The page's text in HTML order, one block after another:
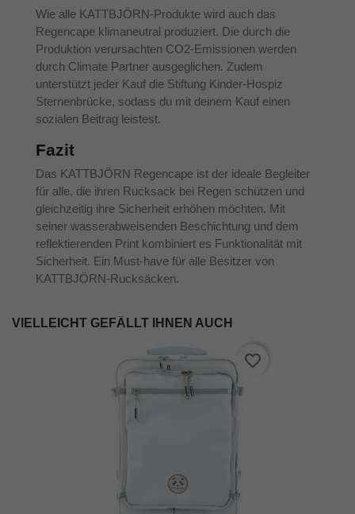
Wie alle KATTBJÖRN-Produkte wird auch das
Regencape klimaneutral produziert. Die durch die
Produktion verursachten CO2-Emissionen werden
durch Climate Partner ausgeglichen. Zudem
unterstützt jeder Kauf die Stiftung Kinder-Hospiz
Sternenbrücke, sodass du mit deinem Kauf einen
sozialen Beitrag leistest.
Fazit
Das KATTBJÖRN Regencape ist der ideale Begleiter
für alle, die ihren Rucksack bei Regen schützen und
gleichzeitig ihre Sicherheit erhöhen möchten. Mit
seiner wasserabweisenden Beschichtung und dem
reflektierenden Print kombiniert es Funktionalität mit
Sicherheit. Ein Must-have für alle Besitzer von
KATTBJÖRN-Rucksäcken.
VIELLEICHT GEFÄLLT IHNEN AUCH
favorite_border